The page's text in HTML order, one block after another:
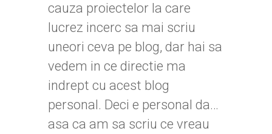
cauza proiectelor la care
lucrez incerc sa mai scriu
uneori ceva pe blog, dar hai sa
vedem in ce directie ma
indrept cu acest blog
personal. Deci e personal da…
asa ca am sa scriu ce vreau